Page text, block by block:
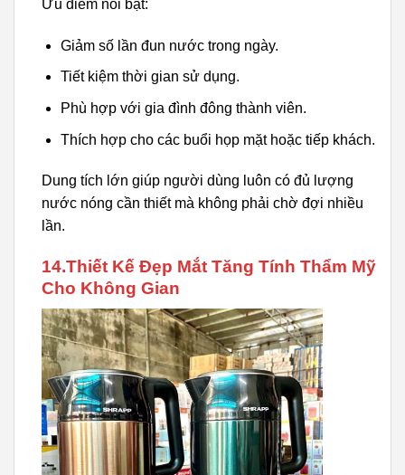
Ưu điểm nổi bật:
Giảm số lần đun nước trong ngày.
Tiết kiệm thời gian sử dụng.
Phù hợp với gia đình đông thành viên.
Thích hợp cho các buổi họp mặt hoặc tiếp khách.
Dung tích lớn giúp người dùng luôn có đủ lượng
nước nóng cần thiết mà không phải chờ đợi nhiều
lần.
14.Thiết Kế Đẹp Mắt Tăng Tính Thẩm Mỹ
Cho Không Gian